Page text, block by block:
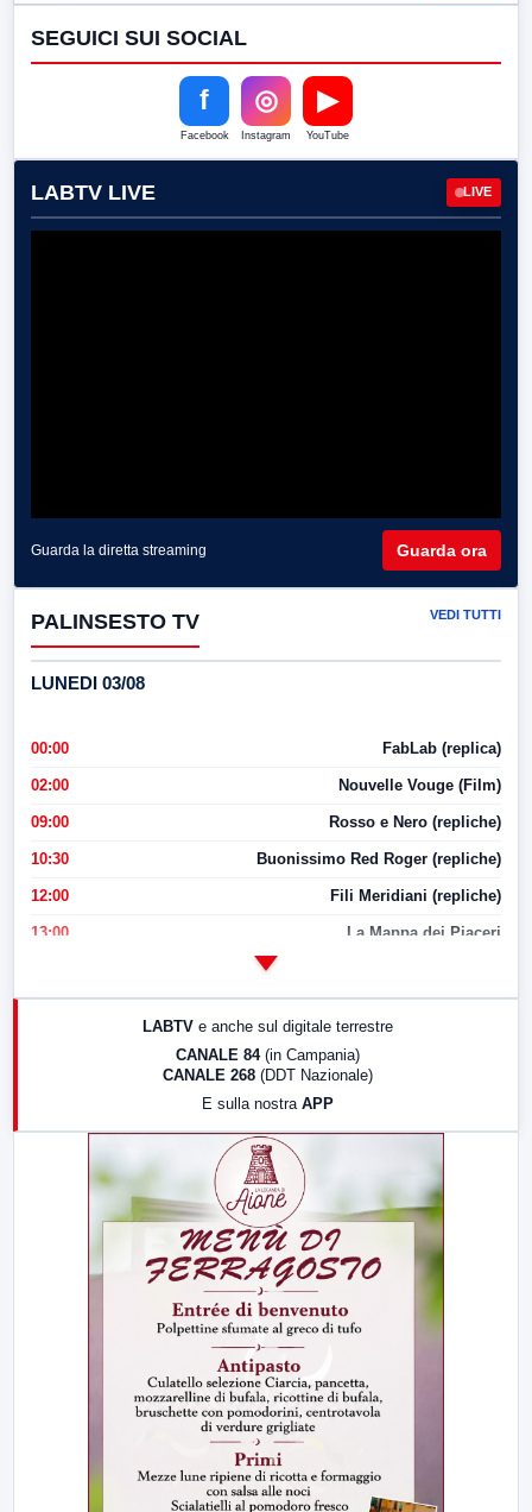
SEGUICI SUI SOCIAL
f
Facebook
◎
Instagram
▶
YouTube
LABTV LIVE LIVE
Guarda la diretta streaming Guarda ora
PALINSESTO TV VEDI TUTTI
LUNEDI 03/08
00:00 FabLab (replica)
02:00 Nouvelle Vouge (Film)
09:00 Rosso e Nero (repliche)
10:30 Buonissimo Red Roger (repliche)
12:00 Fili Meridiani (repliche)
13:00 La Mappa dei Piaceri
LABTV e anche sul digitale terrestre
CANALE 84 (in Campania)
CANALE 268 (DDT Nazionale)
E sulla nostra APP